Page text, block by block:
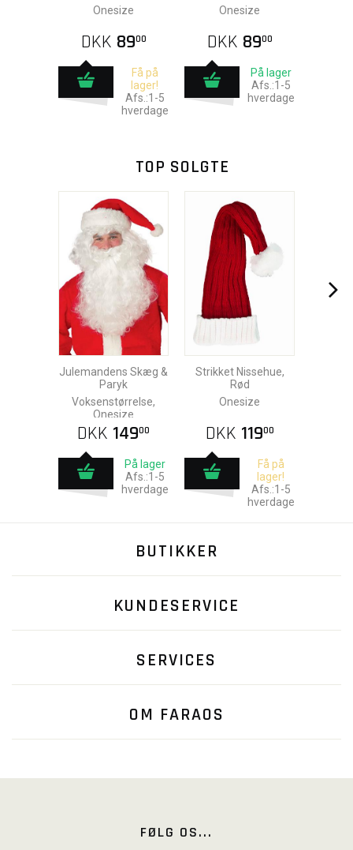
Onesize
DKK 8900
Få på
lager!
Afs.:1-5
hverdage
Onesize
DKK 8900
På lager
Afs.:1-5
hverdage
TOP SOLGTE
Julemandens Skæg &
Paryk
Voksenstørrelse,
Onesize
DKK 14900
På lager
Afs.:1-5
hverdage
Strikket Nissehue,
Rød
Onesize
DKK 11900
Få på
lager!
Afs.:1-5
hverdage
BUTIKKER
KUNDESERVICE
SERVICES
OM FARAOS
FØLG OS...